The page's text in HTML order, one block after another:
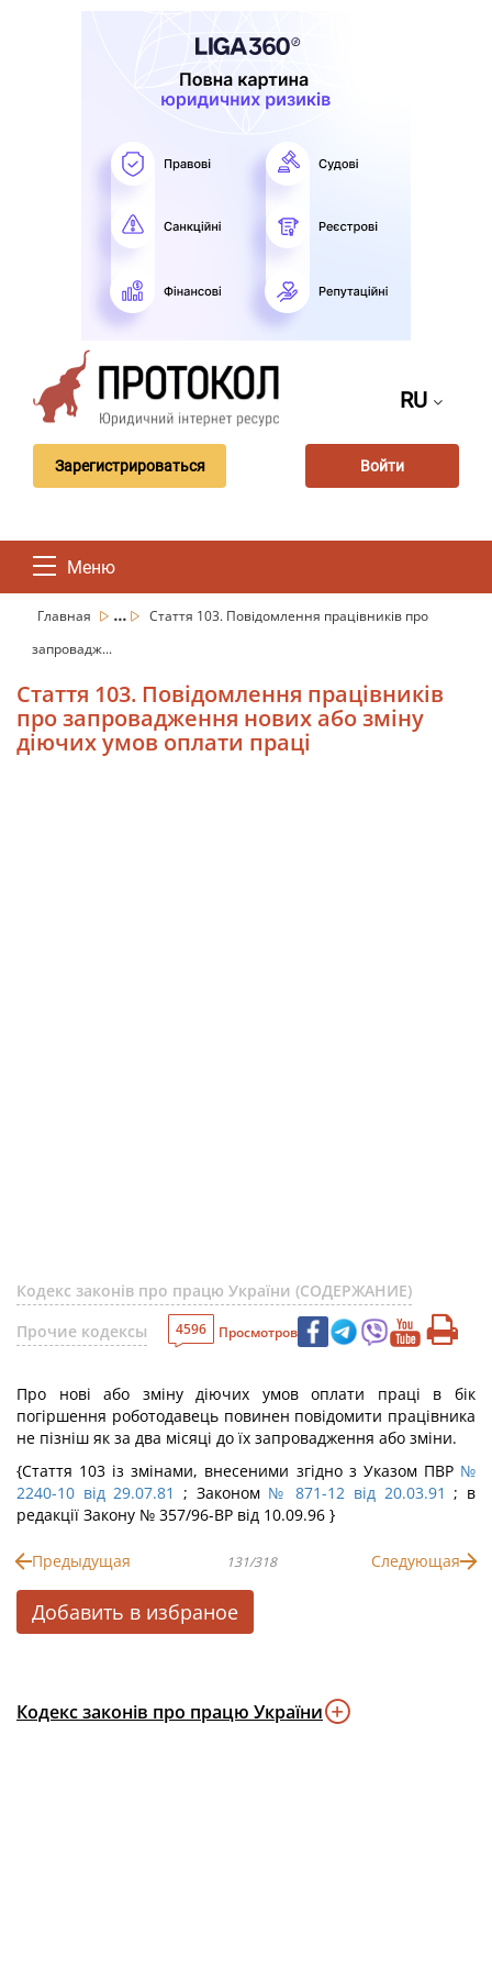
RU
Зарегистрироваться Войти
Меню
Главная ...
Стаття 103. Повідомлення працівників про
запровадж...
Стаття 103. Повідомлення працівників
про запровадження нових або зміну
діючих умов оплати праці
Кодекс законів про працю України (СОДЕРЖАНИЕ)
Прочие кодексы
4596 Просмотров
Про нові або зміну діючих умов оплати праці в бік
погіршення роботодавець повинен повідомити працівника
не пізніш як за два місяці до їх запровадження або зміни.
{Стаття 103 із змінами, внесеними згідно з Указом ПВР №
2240-10 від 29.07.81 ; Законом № 871-12 від 20.03.91 ; в
редакції Закону № 357/96-ВР від 10.09.96 }
Предыдущая 131/318 Следующая
Добавить в избраное
Кодекс законів про працю України